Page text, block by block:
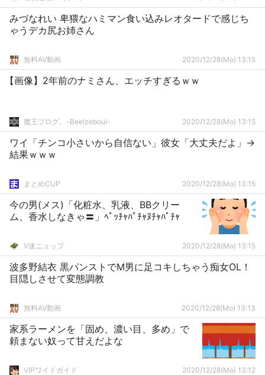
みづなれい 卑猥なハミマン食い込みレオタードで感じち
ゃうデカ尻お姉さん
無料AV動画 2020/12/28(Mo) 13:15
【画像】2年前のナミさん、エッチすぎるｗｗ
魔王ブログ。-Beelzeboul- 2020/12/28(Mo) 13:15
ワイ「チンコ小さいから自信ない」彼女「大丈夫だよ」→
結果ｗｗｗ
まとめCUP 2020/12/28(Mo) 13:15
今の男(メス)「化粧水、乳液、BBクリー
ム、香水しなきゃ〓」ﾍﾟｯﾁｬﾊﾟﾁｬﾇﾁｬﾊﾟﾁｬ
V速ニュップ 2020/12/28(Mo) 13:15
波多野結衣 黒パンストでM男に足コキしちゃう痴女OL！
目隠しさせて変態調教
無料AV動画 2020/12/28(Mo) 13:13
家系ラーメンを「固め、濃い目、多め」で
頼まない奴って甘えだよな
VIPワイドガイド 2020/12/28(Mo) 13:12